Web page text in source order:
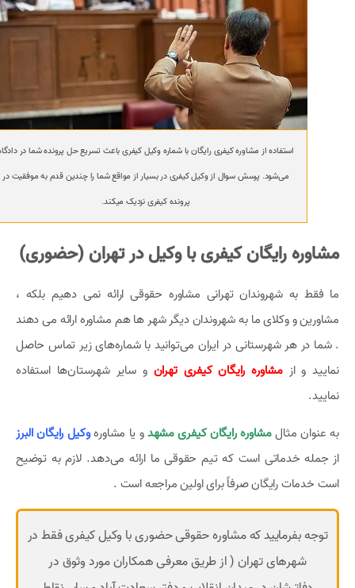
استفاده از مشاوره کیفری رایگان با شماره وکیل کیفری باعث تسریع حل پرونده شما در
می‌شود. پرسش سوال از وکیل کیفری در بسیار از مواقع شما را چندین قدم به موفقیت در
پرونده کیفری نزدیک میکند.
مشاوره رایگان کیفری با وکیل در تهران (حضوری)
ما فقط به شهروندان تهرانی مشاوره حقوقی ارائه نمی دهیم بلکه ،
مشاورین و وکلای ما به شهروندان دیگر شهر ها هم مشاوره ارائه می دهند
. شما در هر شهرستانی در ایران می‌توانید با شماره‌های زیر تماس حاصل
نمایید و ازمشاوره رایگان کیفری تهران و سایر شهرستان‌ها استفاده
نمایید.
به عنوان مثالمشاوره رایگان کیفری مشهدو یا مشاورهوکیل رایگان البرز
از جمله خدماتی است که تیم حقوقی ما ارائه می‌دهد. لازم به توضیح
است خدمات رایگان صرفاً برای اولین مراجعه است .
توجه بفرمایید که مشاوره حقوقی حضوری با وکیل کیفری فقط در
شهرهای تهران ( از طریق معرفی همکاران مورد وثوق در